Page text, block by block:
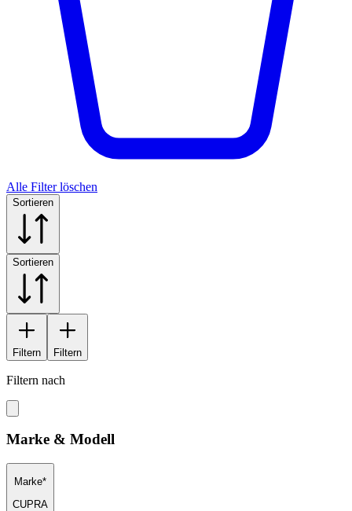
Alle Filter löschen
Sortieren
Sortieren
Filtern Filtern
Filtern nach
Marke & Modell
Marke*
CUPRA